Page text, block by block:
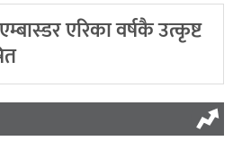
एरिका वर्षकै उत्कृष्ट